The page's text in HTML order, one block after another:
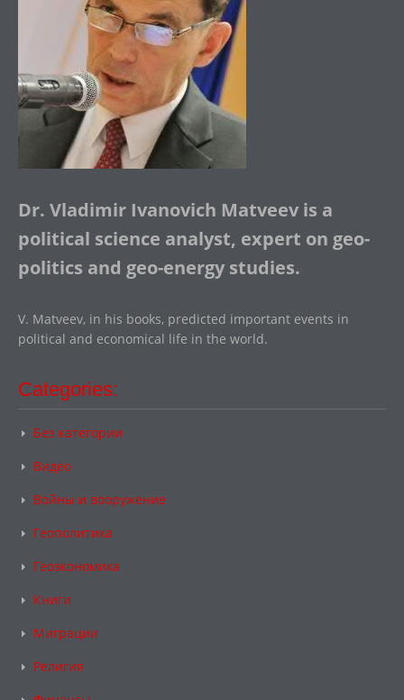
Dr. Vladimir Ivanovich Matveev is a
political science analyst, expert on geo-
politics and geo-energy studies.
V. Matveev, in his books, predicted important events in
political and economical life in the world.
Categories:
Без категории
Видео
Войны и вооружение
Геополитика
Геоэкономика
Книги
Миграции
Религия